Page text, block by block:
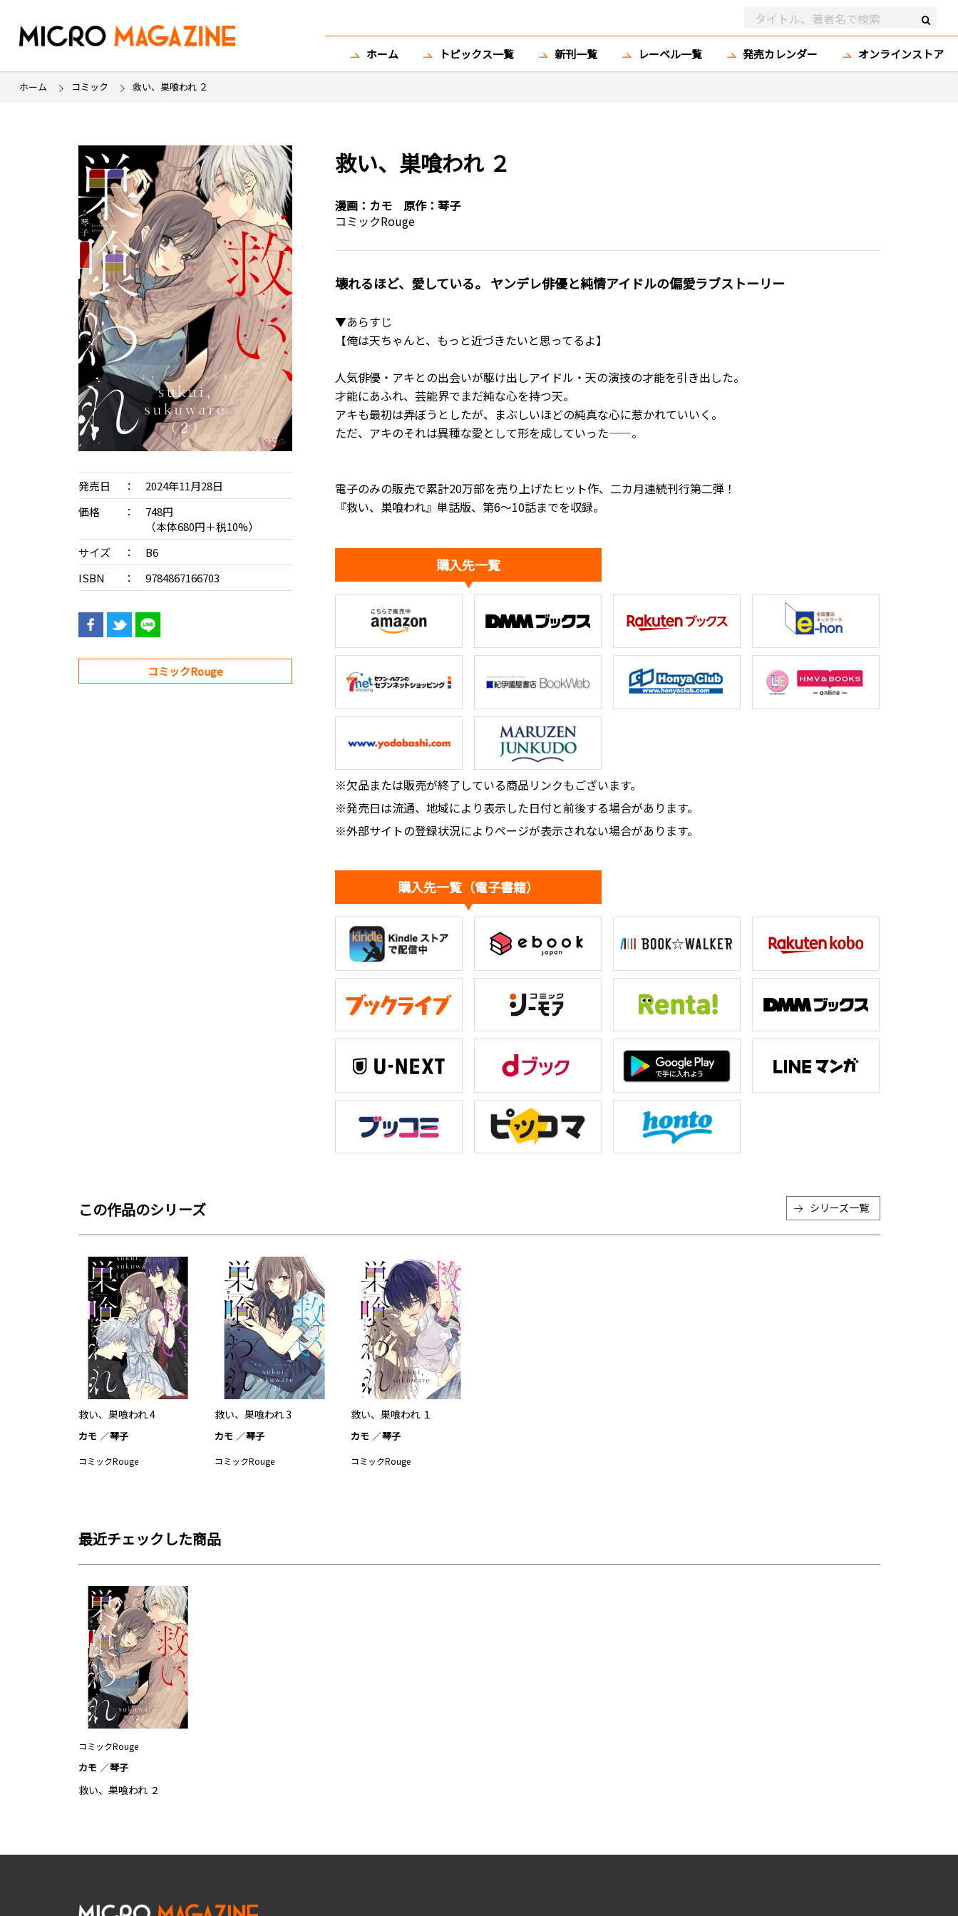
ホーム トピックス一覧 新刊一覧 レーベル一覧 発売カレンダー オンラインストア
ホーム コミック 救い、巣喰われ ２
発売日
2024年11月28日
価格
748円
（本体680円＋税10%）
サイズ
B6
ISBN
9784867166703
コミックRouge
救い、巣喰われ ２
漫画： カモ 原作： 琴子
コミックRouge
壊れるほど、愛している――。 ヤンデレ俳優と純情アイドルの偏愛ラブストーリー
▼あらすじ
【俺は天ちゃんと、もっと近づきたいと思ってるよ】
人気俳優・アキとの出会いが駆け出しアイドル・天の演技の才能を引き出した。
才能にあふれ、芸能界でまだ純な心を持つ天。
アキも最初は弄ぼうとしたが、まぶしいほどの純真な心に惹かれていいく。
ただ、アキのそれは異種な愛として形を成していった――。
電子のみの販売で累計20万部を売り上げたヒット作、二カ月連続刊行第二弾！
『救い、巣喰われ』単話版、第6～10話までを収録。
購入先一覧
※欠品または販売が終了している商品リンクもございます。
※発売日は流通、地域により表示した日付と前後する場合があります。
※外部サイトの登録状況によりページが表示されない場合があります。
購入先一覧（電子書籍）
この作品のシリーズ シリーズ一覧
救い、巣喰われ 4
カモ 琴子
コミックRouge
救い、巣喰われ 3
カモ 琴子
コミックRouge
救い、巣喰われ １
カモ 琴子
コミックRouge
最近チェックした商品
コミックRouge
カモ 琴子
救い、巣喰われ ２